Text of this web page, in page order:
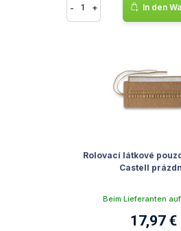
- + In den
Rolovací látkové
Castell
Beim Lieferanten
17,97 €